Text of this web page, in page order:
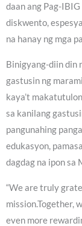
daan ang Pag-
diskwento,
na hanay ng mga
Binigyang-diin din
gastusin ng
kaya’t
sa kanilang
pangunahing
edukasyon,
dagdag na ipon sa
“We are truly
mission.Together,
even more